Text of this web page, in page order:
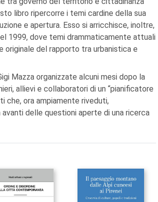
libro ripercorre i temi cardine della sua
e apertura. Esso si arricchisce, inoltre,
1999, dove temi drammaticamente attuali
originale del rapporto tra urbanistica e
Mazza organizzate alcuni mesi dopo la
allievi e collaboratori di un “pianificatore
che, ora ampiamente riveduti,
delle questioni aperte di una ricerca